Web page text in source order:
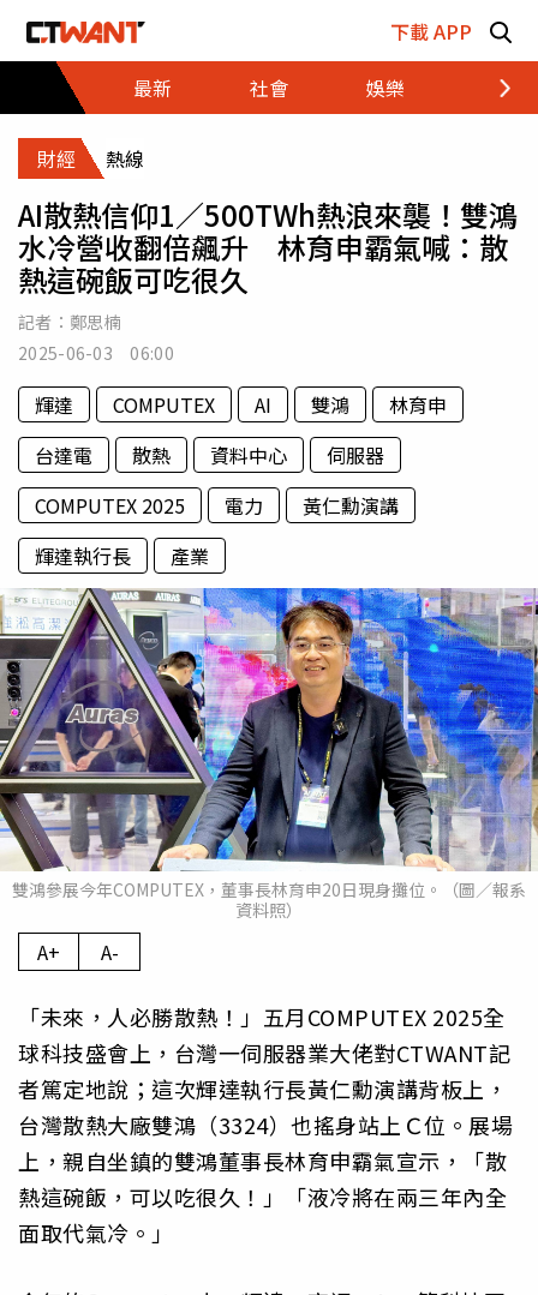
下載 APP
最新
社會 娛樂 財經
財經 熱線
AI散熱信仰1／500TWh熱浪來襲！雙鴻
水冷營收翻倍飆升 林育申霸氣喊：散
熱這碗飯可吃很久
記者： 鄭思楠
2025-06-03 06:00
輝達 COMPUTEX AI 雙鴻
林育申
台達電
散熱 資料中心
伺服器
COMPUTEX 2025
電力
黃仁勳演講
輝達執行長
產業
雙鴻參展今年COMPUTEX，董事長林育申20日現身攤位。（圖／報系
資料照）
A+ A-
「未來，人必勝散熱！」五月COMPUTEX 2025全
球科技盛會上，台灣一伺服器業大佬對CTWANT記
者篤定地說；這次輝達執行長黃仁勳演講背板上，
台灣散熱大廠雙鴻（3324）也搖身站上Ｃ位。展場
上，親自坐鎮的雙鴻董事長林育申霸氣宣示，「散
熱這碗飯，可以吃很久！」「液冷將在兩三年內全
面取代氣冷。」